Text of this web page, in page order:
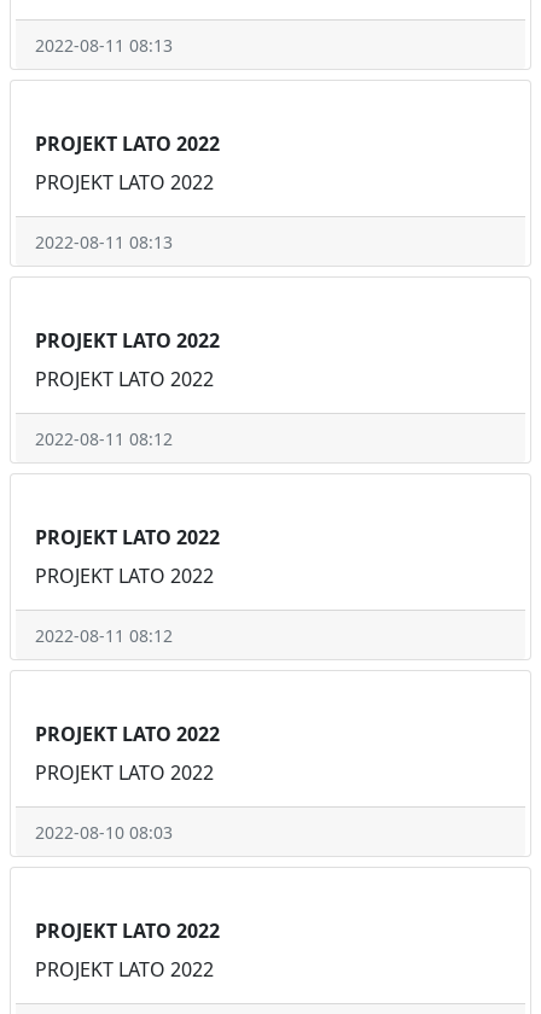
2022-08-11 08:13
PROJEKT LATO 2022
PROJEKT LATO 2022
2022-08-11 08:13
PROJEKT LATO 2022
PROJEKT LATO 2022
2022-08-11 08:12
PROJEKT LATO 2022
PROJEKT LATO 2022
2022-08-11 08:12
PROJEKT LATO 2022
PROJEKT LATO 2022
2022-08-10 08:03
PROJEKT LATO 2022
PROJEKT LATO 2022